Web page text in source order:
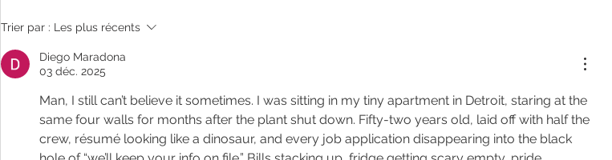
Les énergies de février 2024
Trier par : Les plus récents
Diego Maradona
03 déc. 2025
Man, I still can’t believe it sometimes. I was sitting in my tiny apartment in Detroit, staring at the
same four walls for months after the plant shut down. Fifty-two years old, laid off with half the
crew, résumé looking like a dinosaur, and every job application disappearing into the black